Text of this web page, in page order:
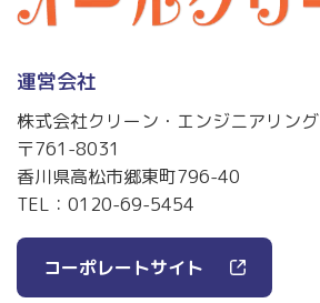
運営会社
株式会社クリーン・エンジニアリング
〒761-8031
香川県高松市郷東町796-40
TEL： 0120-69-5454
コーポレートサイト